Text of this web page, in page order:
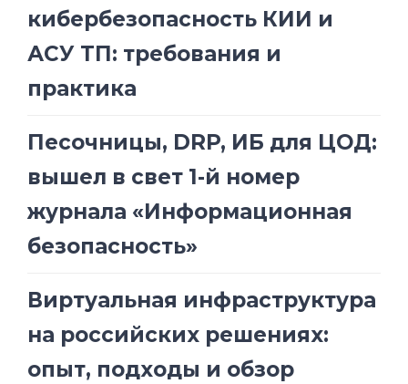
кибербезопасность КИИ и
АСУ ТП: требования и
практика
Песочницы, DRP, ИБ для ЦОД:
вышел в свет 1-й номер
журнала «Информационная
безопасность»
Виртуальная инфраструктура
на российских решениях:
опыт, подходы и обзор